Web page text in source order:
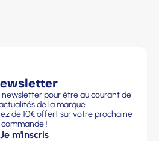
pour être au courant de
de la marque.
de 10€ offert sur votre prochaine
commande !
Je m'inscris